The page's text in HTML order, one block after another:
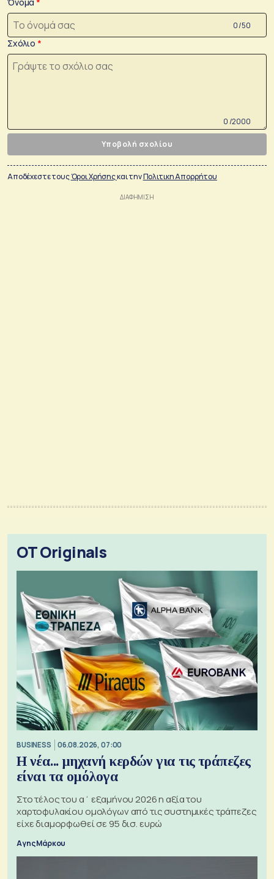
0 /50
Σχόλιο
0 /2000
Υποβολή σχολίου
Αποδέχεστε τουςΌροι Χρήσηςκαι τηνΠολιτικη Απορρήτου
OT Originals
BUSINESS 06.08.2026, 07:00
Η νέα... μηχανή κερδών για τις τράπεζες
είναι τα ομόλογα
Στο τέλος του α΄ εξαμήνου 2026 η αξία του
χαρτοφυλακίου ομολόγων από τις συστημικές τράπεζες
είχε διαμορφωθεί σε 95 δισ. ευρώ
Αγης Μάρκου